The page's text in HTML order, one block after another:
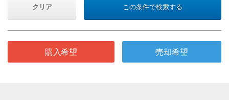
クリア この条件で検索する
購入希望 売却希望